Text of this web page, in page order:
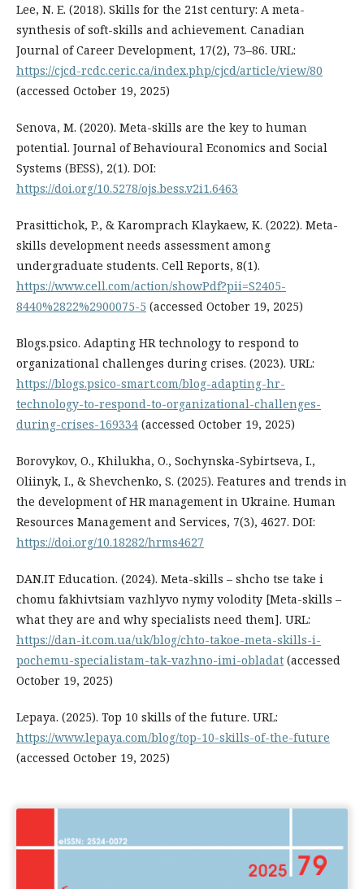
Lee, N. E. (2018). Skills for the 21st century: A meta-
synthesis of soft-skills and achievement. Canadian
Journal of Career Development, 17(2), 73–86. URL:
https://cjcd-rcdc.ceric.ca/index.php/cjcd/article/view/80
(accessed October 19, 2025)
Senova, M. (2020). Meta-skills are the key to human
potential. Journal of Behavioural Economics and Social
Systems (BESS), 2(1). DOI:
https://doi.org/10.5278/ojs.bess.v2i1.6463
Prasittichok, P., & Karomprach Klaykaew, K. (2022). Meta-
skills development needs assessment among
undergraduate students. Cell Reports, 8(1).
https://www.cell.com/action/showPdf?pii=S2405-
8440%2822%2900075-5 (accessed October 19, 2025)
Вlogs.psico. Adapting HR technology to respond to
organizational challenges during crises. (2023). URL:
https://blogs.psico-smart.com/blog-adapting-hr-
technology-to-respond-to-organizational-challenges-
during-crises-169334 (accessed October 19, 2025)
Borovykov, O., Khilukha, O., Sochynska-Sybirtseva, I.,
Oliinyk, I., & Shevchenko, S. (2025). Features and trends in
the development of HR management in Ukraine. Human
Resources Management and Services, 7(3), 4627. DOI:
https://doi.org/10.18282/hrms4627
DAN.IT Education. (2024). Meta-skills – shcho tse take i
chomu fakhivtsiam vazhlyvo nymy volodity [Meta-skills –
what they are and why specialists need them]. URL:
https://dan-it.com.ua/uk/blog/chto-takoe-meta-skills-i-
pochemu-specialistam-tak-vazhno-imi-obladat (accessed
October 19, 2025)
Lepaya. (2025). Top 10 skills of the future. URL:
https://www.lepaya.com/blog/top-10-skills-of-the-future
(accessed October 19, 2025)